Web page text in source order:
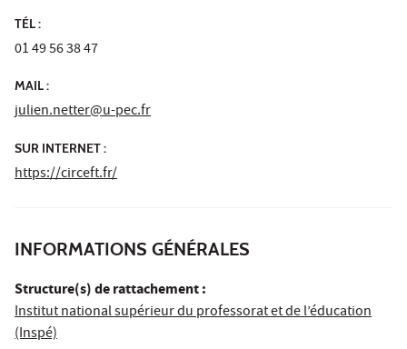
TÉL :
01 49 56 38 47
MAIL :
julien.netter@u-pec.fr
SUR INTERNET :
https://circeft.fr/
INFORMATIONS GÉNÉRALES
Structure(s) de rattachement :
Institut national supérieur du professorat et de l’éducation
(Inspé)